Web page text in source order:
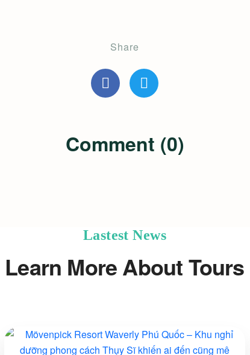
Share
Comment (0)
Lastest News
Learn More About Tours